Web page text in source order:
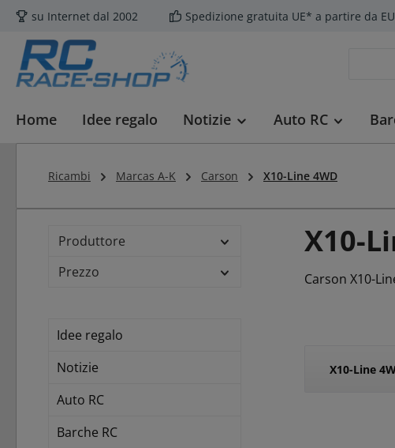
al contenuto principale
Salta alla ricerca
Passa alla navigazione principale
su Internet dal 2002 Spedizione gratuita UE* a partire da
Home Idee regalo Notizie Auto RC
Ricambi Marcas A-K Carson X10-Line 4WD
Produttore
Prezzo
Idee regalo
Notizie
Auto RC
Barche RC
X10-
Carson X10-
X10-Line